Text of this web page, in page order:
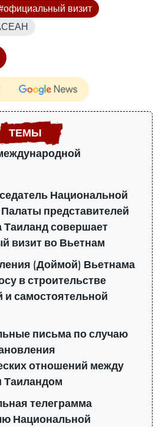
визит
Национальной
представителей
Таиланд совершает
визит во Вьетнам
(Доймой) Вьетнама
в строительстве
и самостоятельной
письма по случаю
отношений между
Таиландом
телеграмма
Национальной